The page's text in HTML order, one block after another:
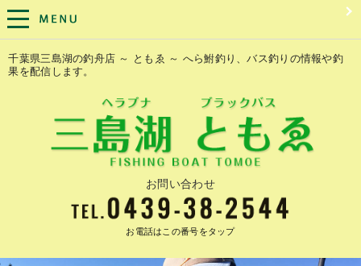
千葉県三島湖の釣舟店 ～ ともゑ ～ へら鮒釣り、バス釣りの情報や釣
果を配信します。
お問い合わせ
お電話はこの番号をタップ